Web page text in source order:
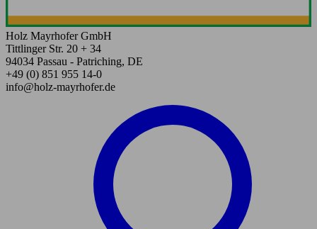
Holz Mayrhofer GmbH
Tittlinger Str. 20 + 34
94034 Passau - Patriching, DE
+49 (0) 851 955 14-0
info@holz-mayrhofer.de